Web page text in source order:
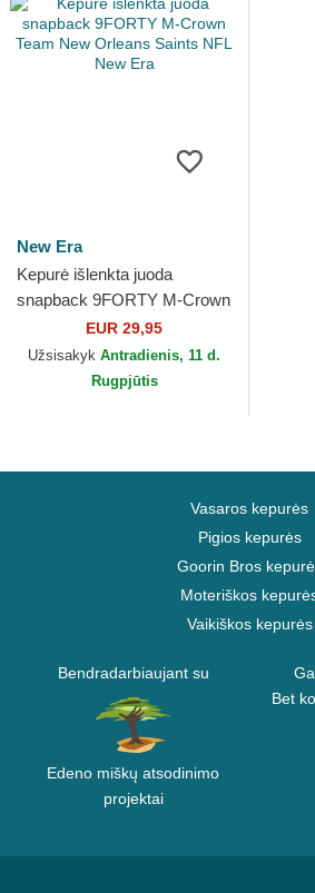
New Era
Kepurė išlenkta juoda
snapback 9FORTY M-Crown
Team New Orleans Saints
NFL New Era
EUR 29,95
Užsisakyk Antradienis, 11 d.
Rugpjūtis
Vasaros kepurės
Pigios kepurės
Goorin Bros
Moteriškos
Vaikiškos kepurės
Bendradarbiaujant su
Edeno miškų atsodinimo
projektai
Bet